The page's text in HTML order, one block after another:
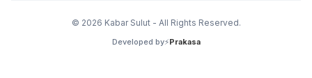
© 2026 Kabar Sulut - All Rights Reserved.
Developed by⚡Prakasa